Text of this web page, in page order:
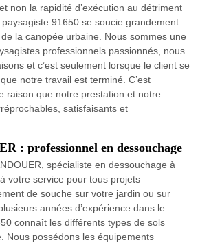
non la rapidité d’exécution au détriment
91650 se soucie grandement
la canopée urbaine. Nous sommes une
professionnels passionnés, nous
et c’est seulement lorsque le client se
notre travail est terminé. C’est
raison que notre prestation et notre
satisfaisants et
: professionnel en dessouchage
spécialiste en dessouchage à
votre service pour tous projets
de souche sur votre jardin ou sur
années d’expérience dans le
connaît les différents types de sols
Nous possédons les équipements